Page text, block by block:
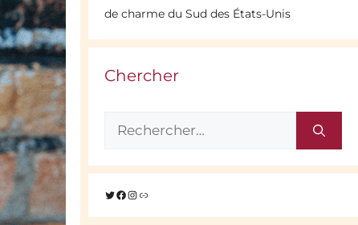
de charme du Sud des États-Unis
Chercher
Rechercher :
Twitter
Facebook
Instagram
Lien